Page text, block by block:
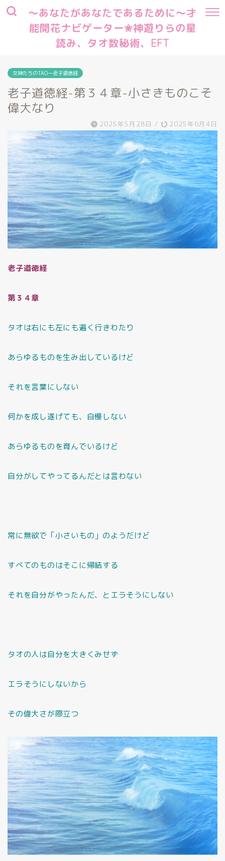
～あなたがあなたであるために～才
能開花ナビゲーター✬神遊りらの星
読み、タオ数秘術、EFT
女神たちのTAOー老子道徳経
老子道徳経-第３４章-小さきものこそ
偉大なり
2025年5月28日 / 2025年6月4日
老子道徳経
第３４章
タオは右にも左にも遍く行きわたり
あらゆるものを生み出しているけど
それを言葉にしない
何かを成し遂げても、自慢しない
あらゆるものを育んでいるけど
自分がしてやってるんだとは言わない
常に無欲で「小さいもの」のようだけど
すべてのものはそこに帰結する
それを自分がやったんだ、とエラそうにしない
タオの人は自分を大きくみせず
エラそうにしないから
その偉大さが際立つ